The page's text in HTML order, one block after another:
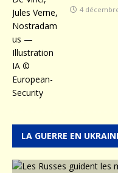
4
LA GUERRE EN